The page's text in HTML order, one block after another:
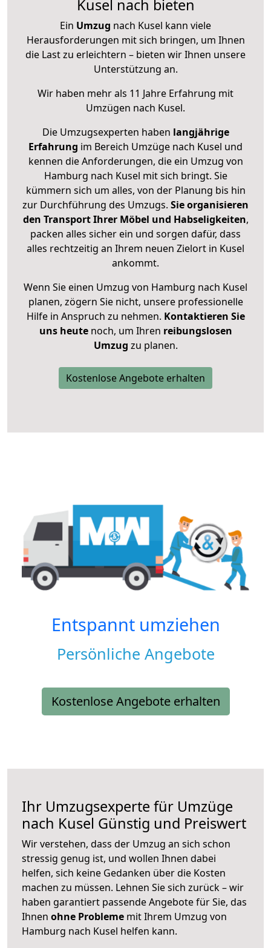
Kusel nach bieten
Ein Umzug nach Kusel kann viele
Herausforderungen mit sich bringen, um Ihnen
die Last zu erleichtern – bieten wir Ihnen unsere
Unterstützung an.
Wir haben mehr als 11 Jahre Erfahrung mit
Umzügen nach Kusel.
Die Umzugsexperten haben langjährige
Erfahrung im Bereich Umzüge nach Kusel und
kennen die Anforderungen, die ein Umzug von
Hamburg nach Kusel mit sich bringt. Sie
kümmern sich um alles, von der Planung bis hin
zur Durchführung des Umzugs. Sie organisieren
den Transport Ihrer Möbel und Habseligkeiten,
packen alles sicher ein und sorgen dafür, dass
alles rechtzeitig an Ihrem neuen Zielort in Kusel
ankommt.
Wenn Sie einen Umzug von Hamburg nach Kusel
planen, zögern Sie nicht, unsere professionelle
Hilfe in Anspruch zu nehmen. Kontaktieren Sie
uns heutenoch, um Ihren reibungslosen
Umzug zu planen.
Kostenlose Angebote erhalten
Entspannt umziehen
Persönliche Angebote
Kostenlose Angebote erhalten
Ihr Umzugsexperte für Umzüge
nach Kusel Günstig und Preiswert
Wir verstehen, dass der Umzug an sich schon
stressig genug ist, und wollen Ihnen dabei
helfen, sich keine Gedanken über die Kosten
machen zu müssen. Lehnen Sie sich zurück – wir
haben garantiert passende Angebote für Sie, das
Ihnen ohne Probleme mit Ihrem Umzug von
Hamburg nach Kusel helfen kann.